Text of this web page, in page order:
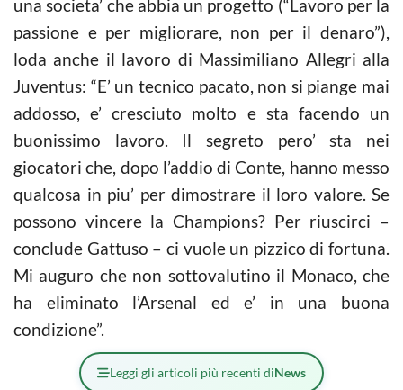
una societa’ che abbia un progetto (“Lavoro per la
passione e per migliorare, non per il denaro”),
loda anche il lavoro di Massimiliano Allegri alla
Juventus: “E’ un tecnico pacato, non si piange mai
addosso, e’ cresciuto molto e sta facendo un
buonissimo lavoro. Il segreto pero’ sta nei
giocatori che, dopo l’addio di Conte, hanno messo
qualcosa in piu’ per dimostrare il loro valore. Se
possono vincere la Champions? Per riuscirci –
conclude Gattuso – ci vuole un pizzico di fortuna.
Mi auguro che non sottovalutino il Monaco, che
ha eliminato l’Arsenal ed e’ in una buona
condizione”.
Leggi gli articoli più recenti diNews